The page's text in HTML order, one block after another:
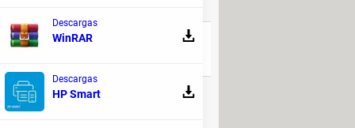
Descargas
WinRAR
Descargas
HP Smart